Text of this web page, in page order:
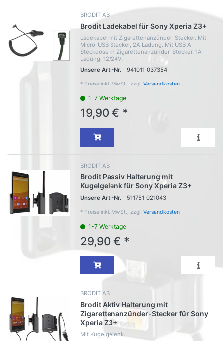
BRODIT AB
Brodit Ladekabel für Sony Xperia Z3+
Ladekabel mit Zigarettenanzünder-Stecker. Mit
Micro-USB Stecker, 2A Ladung. Mit USB A
Steckdose in Zigarettenanzünder-Stecker, 1A
Ladung. 12/24V.
Unsere Art.-Nr.
941011_037354
* Preise inkl. MwSt., zzgl. Versandkosten
1-7 Werktage
19,90 € *
BRODIT AB
Brodit Passiv Halterung mit
Kugelgelenk für Sony Xperia Z3+
Unsere Art.-Nr. 511751_021043
* Preise inkl. MwSt., zzgl. Versandkosten
1-7 Werktage
29,90 € *
BRODIT AB
Brodit Aktiv Halterung mit
Zigarettenanzünder-Stecker für Sony
Xperia Z3+
Mit Kugelgelenk.